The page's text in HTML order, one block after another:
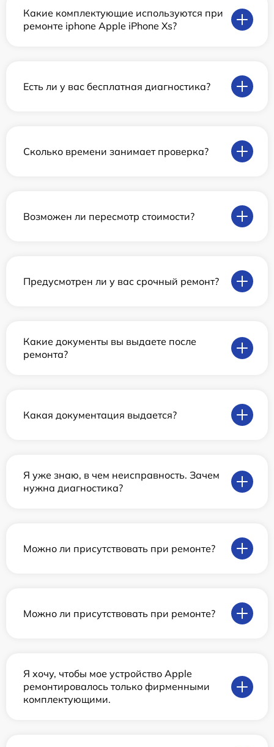
Какие комплектующие используются при
ремонте iphone Apple iPhone Xs?
Есть ли у вас бесплатная диагностика?
Сколько времени занимает проверка?
Возможен ли пересмотр стоимости?
Предусмотрен ли у вас срочный ремонт?
Какие документы вы выдаете после
ремонта?
Какая документация выдается?
Я уже знаю, в чем неисправность. Зачем
нужна диагностика?
Можно ли присутствовать при ремонте?
Можно ли присутствовать при ремонте?
Я хочу, чтобы мое устройство Apple
ремонтировалось только фирменными
комплектующими.